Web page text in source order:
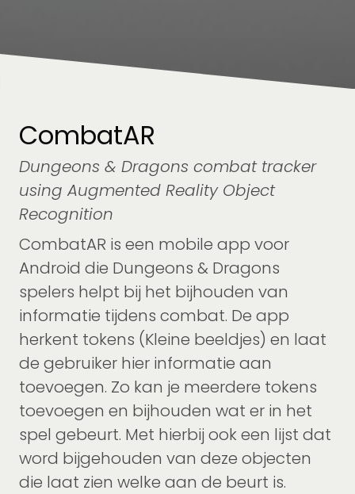
CombatAR
Dungeons & Dragons combat tracker
using Augmented Reality Object
Recognition
CombatAR is een mobile app voor
Android die Dungeons & Dragons
spelers helpt bij het bijhouden van
informatie tijdens combat. De app
herkent tokens (Kleine beeldjes) en laat
de gebruiker hier informatie aan
toevoegen. Zo kan je meerdere tokens
toevoegen en bijhouden wat er in het
spel gebeurt. Met hierbij ook een lijst dat
word bijgehouden van deze objecten
die laat zien welke aan de beurt is.